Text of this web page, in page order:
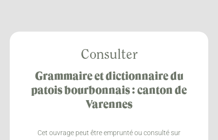
Consulter
Grammaire et dictionnaire du
patois bourbonnais : canton de
Varennes
Cet ouvrage peut être emprunté ou consulté sur